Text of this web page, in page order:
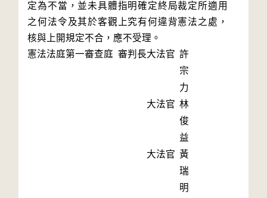
定為不當，並未具體指明確定終局裁定所適用
之何法令及其於客觀上究有何違背憲法之處，
核與上開規定不合，應不受理。
憲法法庭第一審查庭 審判長大法官 許
宗
力
大法官 林
俊
益
大法官 黃
瑞
明